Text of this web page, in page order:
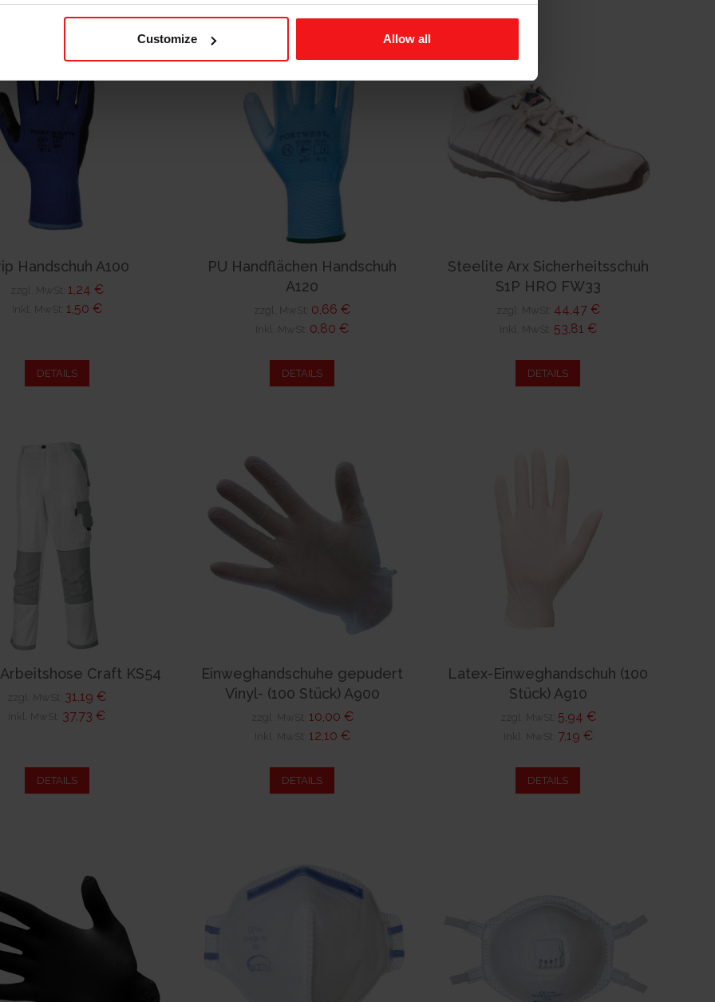
Customize Allow all
Handschuh A100
zzgl. MwSt: 1,24 €
Inkl. MwSt: 1,50 €
DETAILS
PU Handflächen Handschuh
A120
zzgl. MwSt: 0,66 €
Inkl. MwSt: 0,80 €
DETAILS
Steelite Arx Sicherheitsschuh
S1P HRO FW33
zzgl. MwSt: 44,47 €
Inkl. MwSt: 53,81 €
DETAILS
Craft KS54
zzgl. MwSt: 31,19 €
Inkl. MwSt: 37,73 €
DETAILS
Einweghandschuhe gepudert
Vinyl- (100 Stück) A900
zzgl. MwSt: 10,00 €
Inkl. MwSt: 12,10 €
DETAILS
Latex-Einweghandschuh (100
Stück) A910
zzgl. MwSt: 5,94 €
Inkl. MwSt: 7,19 €
DETAILS